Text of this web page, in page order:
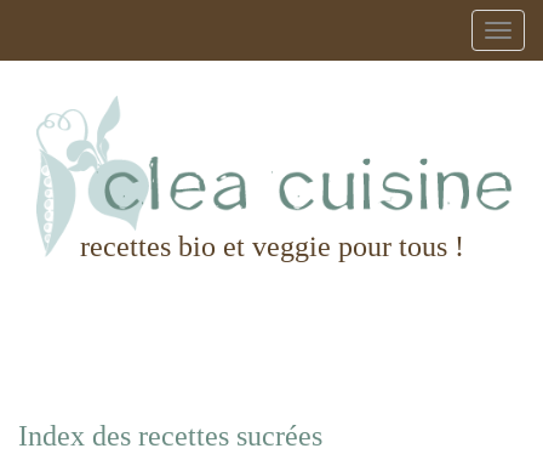
recettes bio et veggie pour tous !
Index des recettes sucrées